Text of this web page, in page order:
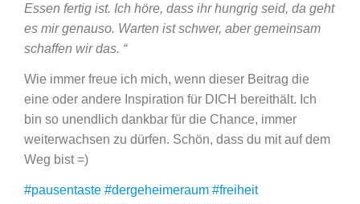
Essen fertig ist. Ich höre, dass ihr hungrig seid, da geht
es mir genauso. Warten ist schwer, aber gemeinsam
schaffen wir das. “
Wie immer freue ich mich, wenn dieser Beitrag die
eine oder andere Inspiration für DICH bereithält. Ich
bin so unendlich dankbar für die Chance, immer
weiterwachsen zu dürfen. Schön, dass du mit auf dem
Weg bist =)
#pausentaste #dergeheimeraum #freiheit